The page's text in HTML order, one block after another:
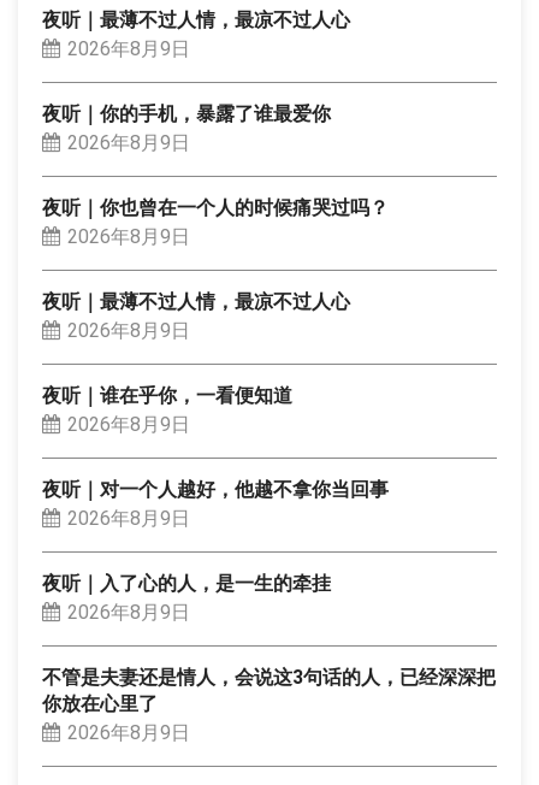
夜听｜最薄不过人情，最凉不过人心
2026年8月9日
夜听｜你的手机，暴露了谁最爱你
2026年8月9日
夜听｜你也曾在一个人的时候痛哭过吗？
2026年8月9日
夜听｜最薄不过人情，最凉不过人心
2026年8月9日
夜听｜谁在乎你，一看便知道
2026年8月9日
夜听｜对一个人越好，他越不拿你当回事
2026年8月9日
夜听｜入了心的人，是一生的牵挂
2026年8月9日
不管是夫妻还是情人，会说这3句话的人，已经深深把
你放在心里了
2026年8月9日